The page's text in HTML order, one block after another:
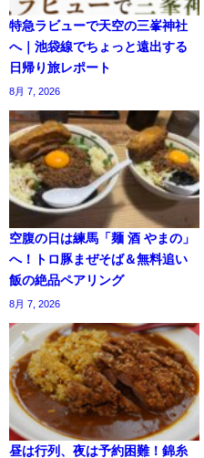
特急ラビューで天空の三峯神社
へ｜池袋線でちょっと遠出する
日帰り旅レポート
8月 7, 2026
空腹の日は練馬「麺 酒 やまの」
へ！トロ豚まぜそば＆無料追い
飯の絶品ペアリング
8月 7, 2026
昼は行列、夜は予約困難！錦糸